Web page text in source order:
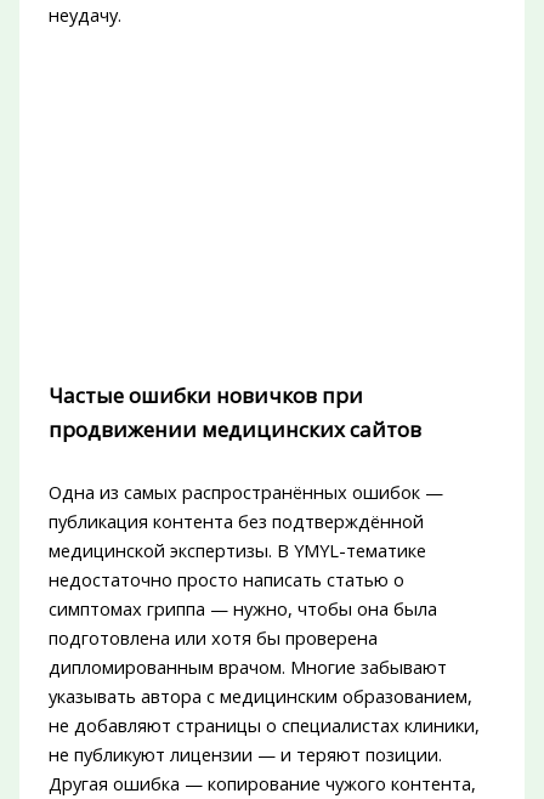
неудачу.
Частые ошибки новичков при
продвижении медицинских сайтов
Одна из самых распространённых ошибок —
публикация контента без подтверждённой
медицинской экспертизы. В YMYL-тематике
недостаточно просто написать статью о
симптомах гриппа — нужно, чтобы она была
подготовлена или хотя бы проверена
дипломированным врачом. Многие забывают
указывать автора с медицинским образованием,
не добавляют страницы о специалистах клиники,
не публикуют лицензии — и теряют позиции.
Другая ошибка — копирование чужого контента,